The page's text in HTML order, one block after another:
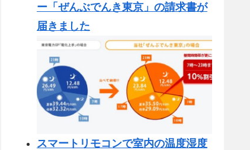
ー「ぜんぶでんき東京」の請求書が
届きました
スマートリモコンで室内の温度湿度